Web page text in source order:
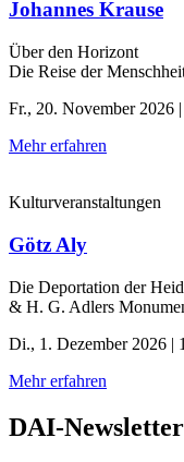
Johannes Krause
Über den Horizont
Die Reise der
Fr., 20. November 2026
Mehr erfahren
Kulturveranstaltungen
Götz Aly
Die Deportation der
& H. G. Adlers
Di., 1. Dezember 2026 |
Mehr erfahren
DAI-Newsletter